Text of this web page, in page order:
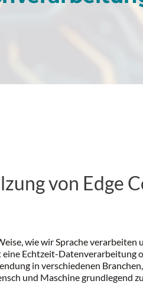
von Edge
wie wir Sprache verarbeiten
Echtzeit-Datenverarbeitung
in verschiedenen
und Maschine grundlegend